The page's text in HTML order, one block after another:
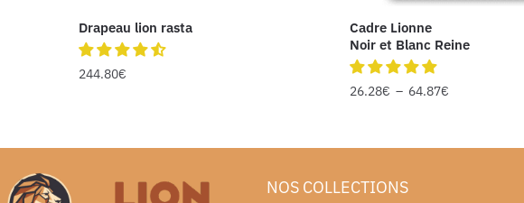
Drapeau lion rasta
244.80€
Cadre Lionne
Noir et Blanc Reine
26.28€ – 64.87€
NOS COLLECTIONS